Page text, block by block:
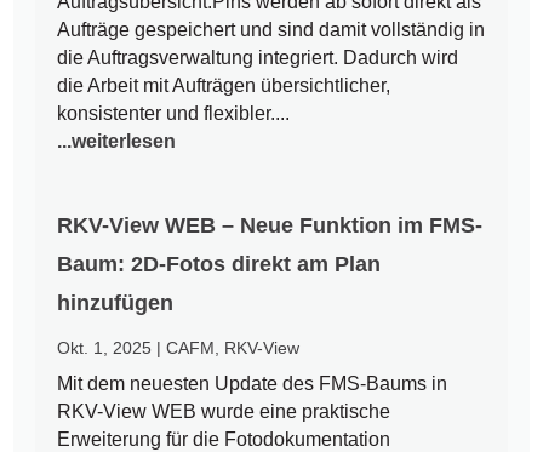
Aufträge gespeichert und sind damit vollständig in
die Auftragsverwaltung integriert. Dadurch wird
die Arbeit mit Aufträgen übersichtlicher,
konsistenter und flexibler....
...weiterlesen
RKV-View WEB – Neue Funktion im FMS-
Baum: 2D-Fotos direkt am Plan
hinzufügen
Okt. 1, 2025 |CAFM RKV-View
Mit dem neuesten Update des FMS-Baums in
RKV-View WEB wurde eine praktische
Erweiterung für die Fotodokumentation